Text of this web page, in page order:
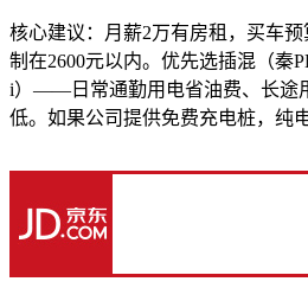
核心建议：月薪2万有房租，买车
制在2600元以内。优先选插混（秦
i）——日常通勤用电省油费、长途
低。如果公司提供免费充电桩，纯